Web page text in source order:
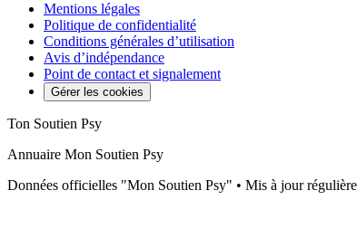
Mentions légales
Politique de confidentialité
Conditions générales d’utilisation
Avis d’indépendance
Point de contact et signalement
Gérer les cookies
Ton Soutien Psy
Annuaire Mon Soutien Psy
Données officielles "Mon Soutien Psy" • Mis à jour